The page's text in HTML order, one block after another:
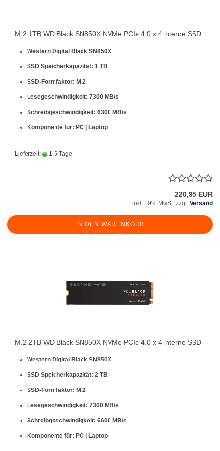
M.2 1TB WD Black SN850X NVMe PCIe 4.0 x 4 interne SSD
Western Digital Black SN850X
SSD Speicherkapazität: 1 TB
SSD-Formfaktor: M.2
Lesegeschwindigkeit: 7300 MB/s
Schreibgeschwindigkeit: 6300 MB/s
Komponente für: PC | Laptop
Lieferzeit: 1-5 Tage
220,95 EUR
inkl. 19% MwSt. zzgl. Versand
IN DEN WARENKORB
M.2 2TB WD Black SN850X NVMe PCIe 4.0 x 4 interne SSD
Western Digital Black SN850X
SSD Speicherkapazität: 2 TB
SSD-Formfaktor: M.2
Lesegeschwindigkeit: 7300 MB/s
Schreibgeschwindigkeit: 6600 MB/s
Komponente für: PC | Laptop